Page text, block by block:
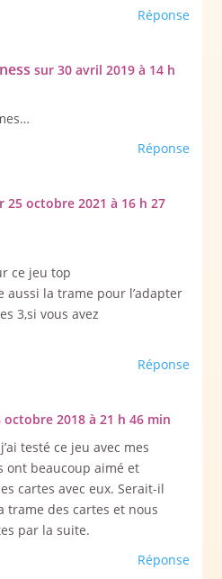
Réponse
sur 30 avril 2019 à 14 h
Réponse
25 octobre 2021 à 16 h 27
ce jeu top
aussi la trame pour l’adapter
3,si vous avez
Réponse
octobre 2018 à 21 h 46 min
testé ce jeu avec mes
ont beaucoup aimé et
cartes avec eux. Serait-il
trame des cartes et nous
par la suite.
Réponse